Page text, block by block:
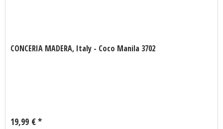
CONCERIA MADERA, Italy - Coco Manila 3702
19,99 € *